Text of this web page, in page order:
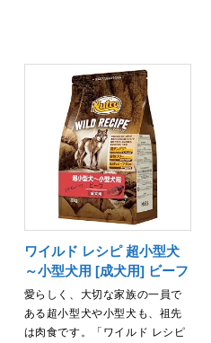
ワイルド レシピ 超小型犬
～小型犬用 [成犬用] ビーフ
愛らしく、大切な家族の一員で
ある超小型犬や小型犬も、祖先
は肉食です。「ワイルド レシピ